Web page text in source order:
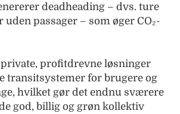
deadheading – dvs. ture
passager – som øger CO₂-
profitdrevne løsninger
transitsystemer for brugere og
hvilket gør det endnu sværere
god, billig og grøn kollektiv